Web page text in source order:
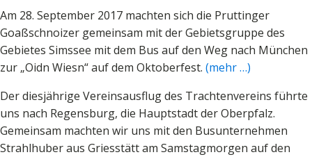
Am 28. September 2017 machten sich die Pruttinger
Goaßschnoizer gemeinsam mit der Gebietsgruppe des
Gebietes Simssee mit dem Bus auf den Weg nach München
zur „Oidn Wiesn“ auf dem Oktoberfest. (mehr …)
Der diesjährige Vereinsausflug des Trachtenvereins führte
uns nach Regensburg, die Hauptstadt der Oberpfalz.
Gemeinsam machten wir uns mit den Busunternehmen
Strahlhuber aus Griesstätt am Samstagmorgen auf den